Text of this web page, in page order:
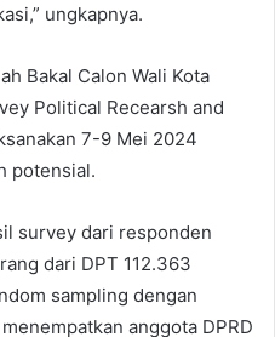
ungkapnya.
Bakal Calon Wali Kota
Political Recearsh and
7-9 Mei 2024
potensial.
survey dari responden
dari DPT 112.363
sampling dengan
anggota DPRD